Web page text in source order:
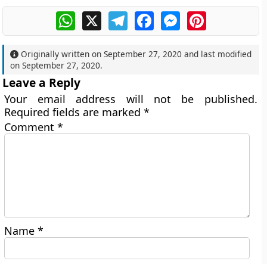
WhatsApp
X TelegramFacebookMessengerPinterest
Originally written onSeptember 27, 2020 and last modified
onSeptember 27, 2020.
Leave a Reply
Your email address will not be published.
Required fields are marked*
Comment*
Name*